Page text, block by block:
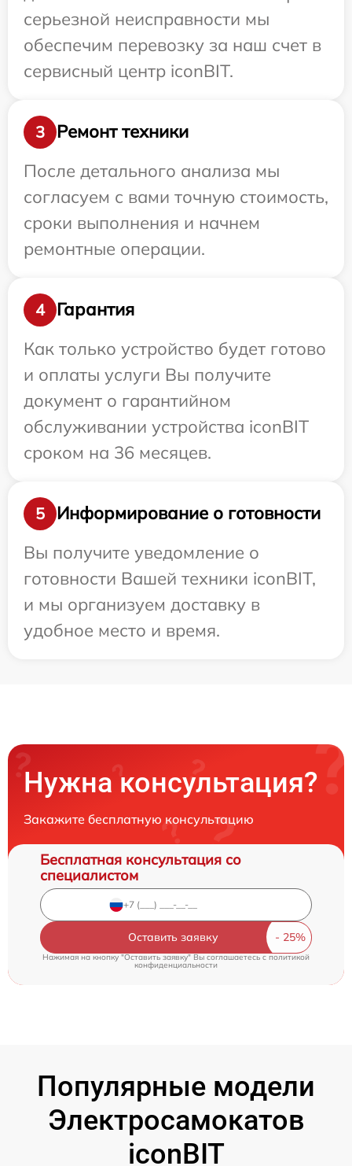
серьезной неисправности мы
обеспечим перевозку за наш счет в
сервисный центр iconBIT.
3
Ремонт техники
После детального анализа мы
согласуем с вами точную стоимость,
сроки выполнения и начнем
ремонтные операции.
4
Гарантия
Как только устройство будет готово
и оплаты услуги Вы получите
документ о гарантийном
обслуживании устройства iconBIT
сроком на 36 месяцев.
5
Информирование о готовности
Вы получите уведомление о
готовности Вашей техники iconBIT,
и мы организуем доставку в
удобное место и время.
Нужна консультация?
Закажите бесплатную консультацию
Бесплатная консультация со
специалистом
Оставить заявку
Нажимая на кнопку "Оставить заявку" Вы соглашаетесь cполитикой
конфиденциальности
Популярные модели
Электросамокатов
iconBIT